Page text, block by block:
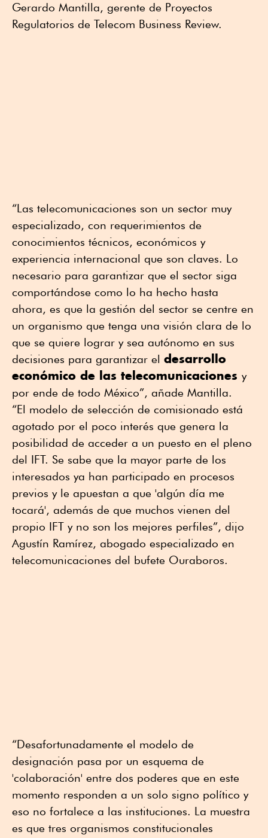
Gerardo Mantilla, gerente de Proyectos
Regulatorios de Telecom Business Review.
“Las telecomunicaciones son un sector muy
especializado, con requerimientos de
conocimientos técnicos, económicos y
experiencia internacional que son claves. Lo
necesario para garantizar que el sector siga
comportándose como lo ha hecho hasta
ahora, es que la gestión del sector se centre en
un organismo que tenga una visión clara de lo
que se quiere lograr y sea autónomo en sus
decisiones para garantizar el desarrollo
económico de las telecomunicaciones y
por ende de todo México”, añade Mantilla.
“El modelo de selección de comisionado está
agotado por el poco interés que genera la
posibilidad de acceder a un puesto en el pleno
del IFT. Se sabe que la mayor parte de los
interesados ya han participado en procesos
previos y le apuestan a que 'algún día me
tocará', además de que muchos vienen del
propio IFT y no son los mejores perfiles”, dijo
Agustín Ramírez, abogado especializado en
telecomunicaciones del bufete Ouraboros.
“Desafortunadamente el modelo de
designación pasa por un esquema de
'colaboración' entre dos poderes que en este
momento responden a un solo signo político y
eso no fortalece a las instituciones. La muestra
es que tres organismos constitucionales